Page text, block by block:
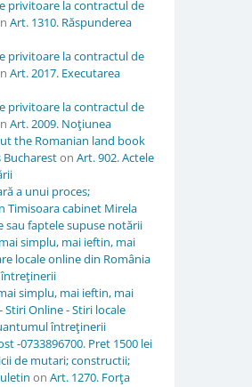
privitoare la contractul de
Art. 1310. Răspunderea
privitoare la contractul de
Art. 2017. Executarea
privitoare la contractul de
Art. 2009. Noţiunea
the Romanian land book
Buchareston Art. 902. Actele
a unui proces;
Timisoara cabinet Mirela
sau faptele supuse notării
simplu, mai ieftin, mai
locale online din România
întreţinerii
simplu, mai ieftin, mai
Stiri Online - Stiri locale
întreţinerii
-0733896700. Pret 1500 lei
de mutari; constructii;
on Art. 1270. Forţa